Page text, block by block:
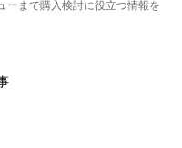
ーまで購入検討に役立つ情報を